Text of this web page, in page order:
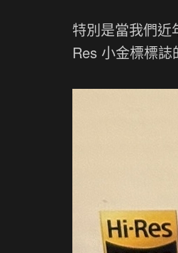
特別是當我們近
Res 小金標標誌